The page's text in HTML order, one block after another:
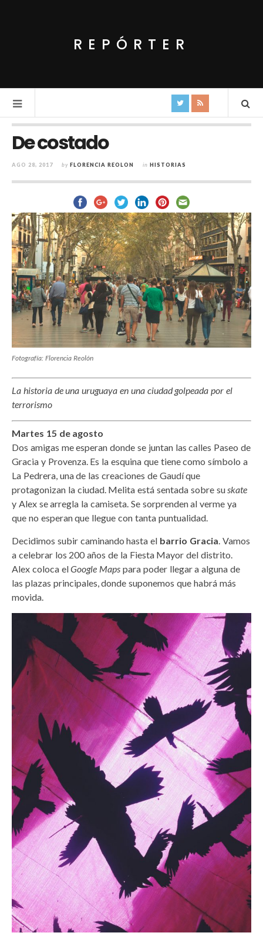
REPÓRTER
De costado
AGO 28, 2017 by FLORENCIA REOLON in HISTORIAS
Fotografía: Florencia Reolón
La historia de una uruguaya en una ciudad golpeada por el
terrorismo
Martes 15 de agosto
Dos amigas me esperan donde se juntan las calles Paseo de
Gracia y Provenza. Es la esquina que tiene como símbolo a
La Pedrera, una de las creaciones de Gaudí que
protagonizan la ciudad. Melita está sentada sobre suskate
y Alex se arregla la camiseta. Se sorprenden al verme ya
que no esperan que llegue con tanta puntualidad.
Decidimos subir caminando hasta el barrio Gracia. Vamos
a celebrar los 200 años de la Fiesta Mayor del distrito.
Alex coloca elGoogle Maps para poder llegar a alguna de
las plazas principales, donde suponemos que habrá más
movida.